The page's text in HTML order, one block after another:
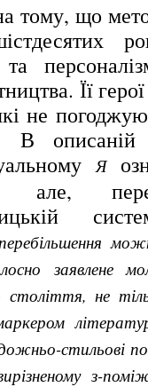
тому, що
та
Її
не
В
Я
але,
заявлене
не
стильові
з-